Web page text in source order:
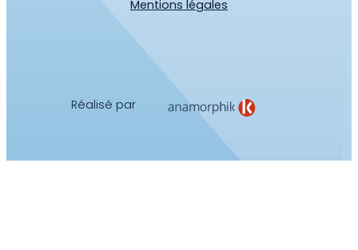
Mentions légales
Réalisé par